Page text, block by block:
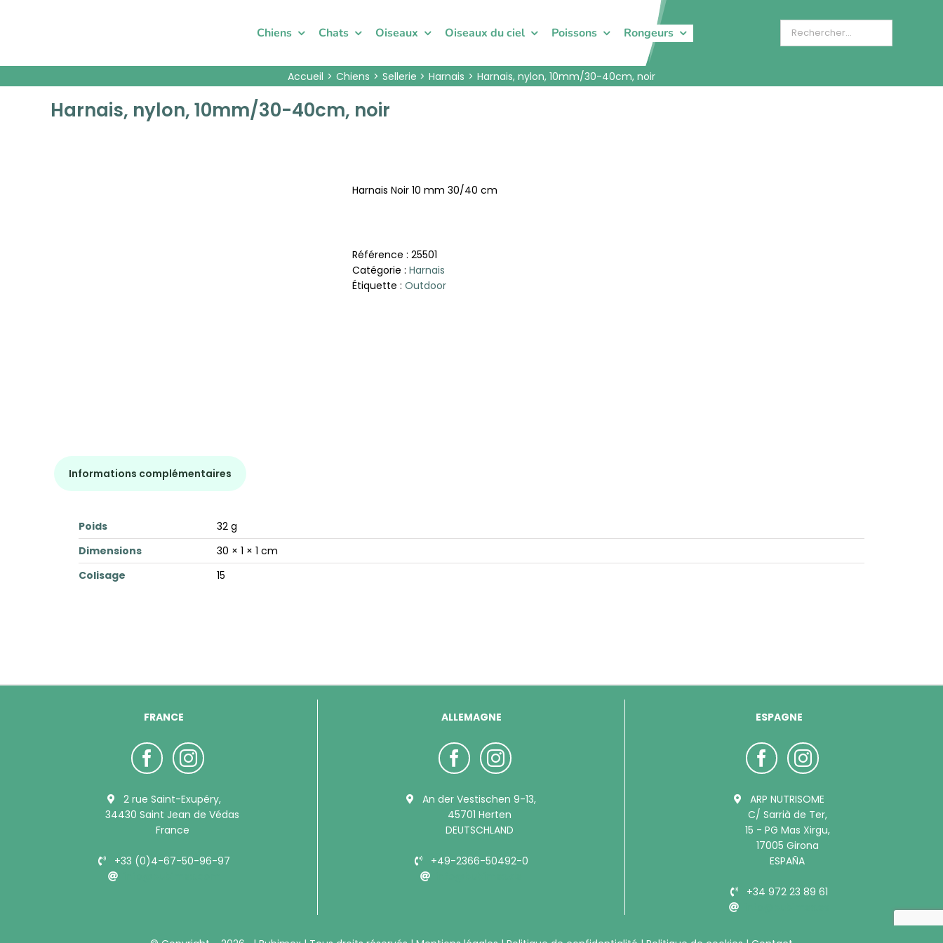
Chiens Chats Oiseaux Oiseaux du ciel Poissons Rongeurs
Accueil Chiens Sellerie Harnais Harnais, nylon, 10mm/30-40cm, noir
Harnais, nylon, 10mm/30-40cm, noir
Harnais Noir 10 mm 30/40 cm
Référence : 25501
Catégorie : Harnais
Étiquette : Outdoor
Informations complémentaires
Poids
32 g
Dimensions
30 × 1 × 1 cm
Colisage
15
FRANCE
2 rue Saint-Exupéry,
34430 Saint Jean de Védas
France
+33 (0)4-67-50-96-97
ALLEMAGNE
An der Vestischen 9-13,
45701 Herten
DEUTSCHLAND
+49-2366-50492-0
ESPAGNE
ARP NUTRISOME
C/ Sarrià de Ter,
15 - PG Mas Xirgu,
17005 Girona
ESPAÑA
+34 972 23 89 61